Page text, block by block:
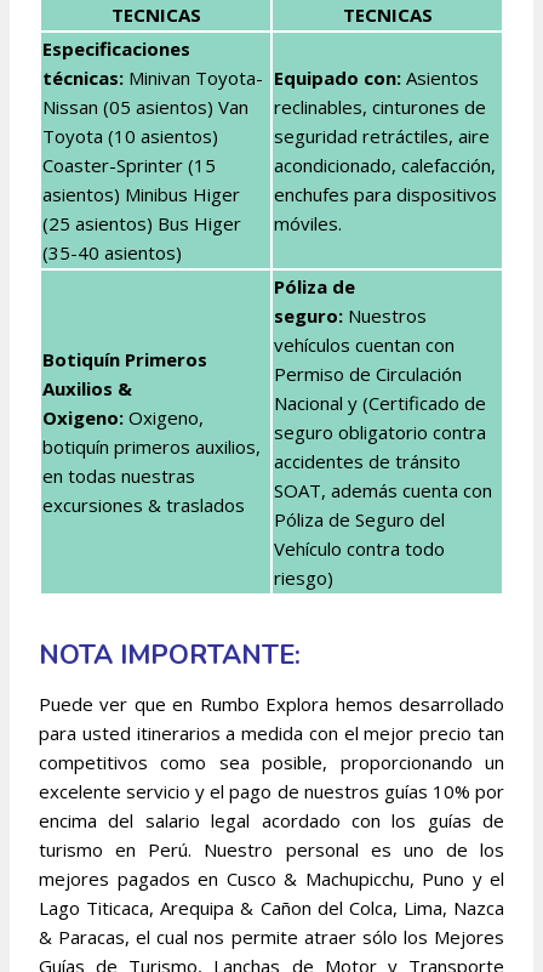
TECNICAS
TECNICAS
Especificaciones
técnicas: Minivan Toyota-
Nissan (05 asientos) Van
Toyota (10 asientos)
Coaster-Sprinter (15
asientos) Minibus Higer
(25 asientos) Bus Higer
(35-40 asientos)
Equipado con: Asientos
reclinables, cinturones de
seguridad retráctiles, aire
acondicionado, calefacción,
enchufes para dispositivos
móviles.
Botiquín Primeros
Auxilios &
Oxigeno: Oxigeno,
botiquín primeros auxilios,
en todas nuestras
excursiones & traslados
Póliza de
seguro: Nuestros
vehículos cuentan con
Permiso de Circulación
Nacional y (Certificado de
seguro obligatorio contra
accidentes de tránsito
SOAT, además cuenta con
Póliza de Seguro del
Vehículo contra todo
riesgo)
NOTA IMPORTANTE:
Puede ver que en Rumbo Explora hemos desarrollado
para usted itinerarios a medida con el mejor precio tan
competitivos como sea posible, proporcionando un
excelente servicio y el pago de nuestros guías 10% por
encima del salario legal acordado con los guías de
turismo en Perú. Nuestro personal es uno de los
mejores pagados en Cusco & Machupicchu, Puno y el
Lago Titicaca, Arequipa & Cañon del Colca, Lima, Nazca
& Paracas, el cual nos permite atraer sólo los Mejores
Guías de Turismo, Lanchas de Motor y Transporte